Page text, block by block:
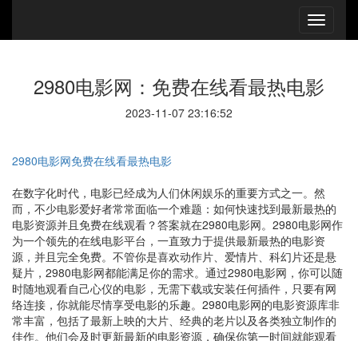
2980电影网：免费在线看最热电影
2023-11-07 23:16:52
2980电影网免费在线看最热电影
在数字化时代，电影已经成为人们休闲娱乐的重要方式之一。然
而，不少电影爱好者常常面临一个难题：如何快速找到最新最热的
电影资源并且免费在线观看？答案就在2980电影网。2980电影网作
为一个领先的在线电影平台，一直致力于提供最新最热的电影资
源，并且完全免费。不管你是喜欢动作片、爱情片、科幻片还是悬
疑片，2980电影网都能满足你的需求。通过2980电影网，你可以随
时随地观看自己心仪的电影，无需下载或安装任何插件，只要有网
络连接，你就能尽情享受电影的乐趣。2980电影网的电影资源库非
常丰富，包括了最新上映的大片、经典的老片以及各类独立制作的
佳作。他们会及时更新最新的电影资源，确保你第一时间就能观看